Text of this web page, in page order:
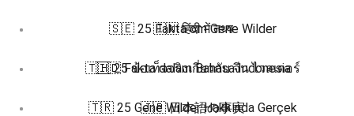
🇸🇪 25 Fakta om Gene Wilder
🇹🇭 25 ข้อเท็จจริงเกี่ยวกับ จีน ไวลเดอร์
🇹🇷 25 Gene Wilder Hakkında Gerçek
🇮🇳 हिंदी में तथ्य
🇮🇩 Fakta dalam Bahasa Indonesia
🇯🇵 日本語の事実